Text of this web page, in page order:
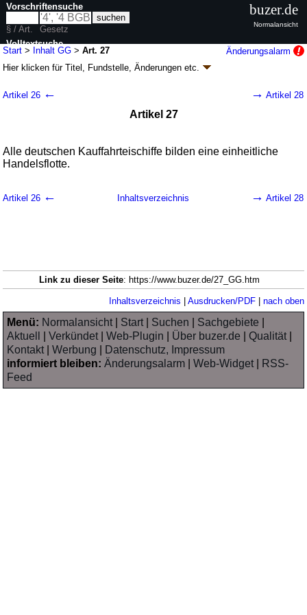
Start > Inhalt GG >Art. 27
Änderungsalarm
Hier klicken fürTitel, Fundstelle, Änderungen etc.
Deutschland (GG)
; zuletzt geändert durch
20 weitere Fassungen
| wird in 2059 Vorschriften zitiert
Artikel 26 ← → Artikel 28
Artikel 27
Alle deutschen Kauffahrteischiffe bilden eine einheitliche
Handelsflotte.
Artikel 26 ← Inhaltsverzeichnis → Artikel 28
Vorschriftensuche
§ / Art.
Gesetz
Volltextsuche
nur in GG
buzer.de
Normalansicht
Link zu dieser Seite: https://www.buzer.de/27_GG.htm
Inhaltsverzeichnis | Ausdrucken/PDF| nach oben
Menü: Normalansicht| Start| Suchen Sachgebiete
Aktuell
|Verkündet|Web-Plugin Über buzer.de |Qualität|
Kontakt|Werbung
Datenschutz, Impressum
informiert bleiben: Änderungsalarm |Web-Widget|
RSS-
Feed